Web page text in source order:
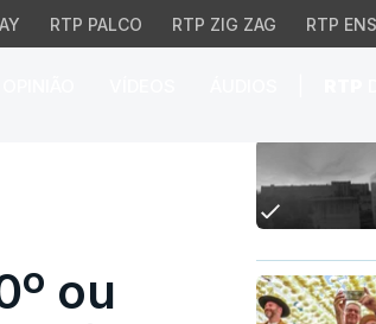
RTP PALCO RTP ZIG ZAG RTP
ou